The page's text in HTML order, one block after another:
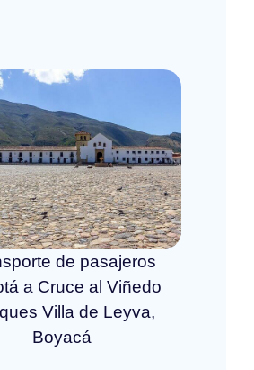
de pasajeros
a Cruce al Viñedo
Villa de Leyva,
Boyacá